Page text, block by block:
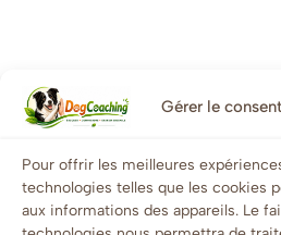
Gérer le
Pour offrir les meilleures
technologies telles que les cookies
aux informations des appareils. Le
Informations légales
Mentions légales